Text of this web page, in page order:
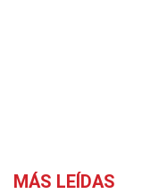
MÁS LEÍDAS